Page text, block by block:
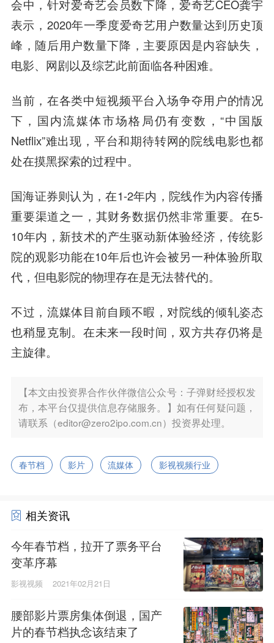
会中，针对爱奇艺会员数下降，爱奇艺CEO龚宇
表示，2020年一季度爱奇艺用户数量达到历史顶
峰，随后用户数量下降，主要原因是内容缺失，
电影、网剧以及综艺此前面临各种困难。
当前，在各类中短视频平台入场争夺用户的情况
下，国内流媒体市场格局仍有变数，“中国版
Netflix”难出现，平台和期待转网的院线电影也都
处在摸黑探索的过程中。
国海证券则认为，在1-2年内，院线作为内容传播
重要渠道之一，其财务数据仍然非常重要。在5-
10年内，新技术的产生驱动新体验经济，传统影
院的观影功能在10年后也许会被另一种体验所取
代，但电影院的物理存在是无法替代的。
不过，流媒体目前自顾不暇，对院线的倾轧姿态
也稍显克制。在未来一段时间，双方共存仍将是
主旋律。
【本文由投资界合作伙伴微信公众号：子弹财经授权发
布，本平台仅提供信息存储服务。】如有任何疑问题，
请联系（editor@zero2ipo.com.cn）投资界处理。
春节档 影片 流媒体 影视视频行业
相关资讯
今年春节档，拉开了票务平台
变革序幕
影视视频 2021年02月21日
腰部影片票房集体倒退，国产
片的春节档执念该结束了